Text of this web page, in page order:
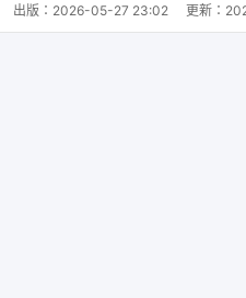
出版： 2026-05-27 23:02 更新：